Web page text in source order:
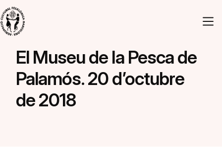
Vés al contingut
Navegació principal
El Museu de la Pesca de
Palamós. 20 d’octubre
de 2018